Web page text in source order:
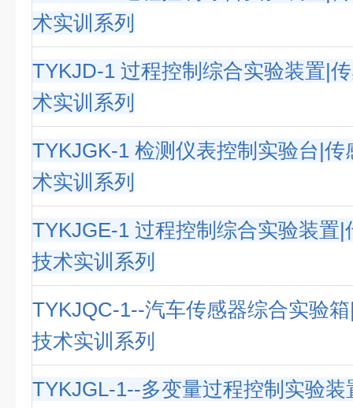
术实训系列
TYKJD-1 过程控制综合实验装置|
术实训系列
TYKJGK-1 检测仪表控制实验台|传
术实训系列
TYKJGE-1 过程控制综合实验装置|
技术实训系列
TYKJQC-1--汽车传感器综合实验
技术实训系列
TYKJGL-1--多变量过程控制实验